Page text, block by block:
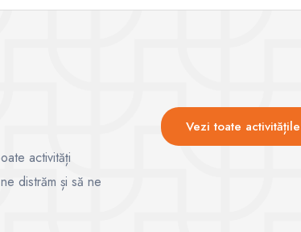
activități
distrăm și să ne
Vezi toate activitățile